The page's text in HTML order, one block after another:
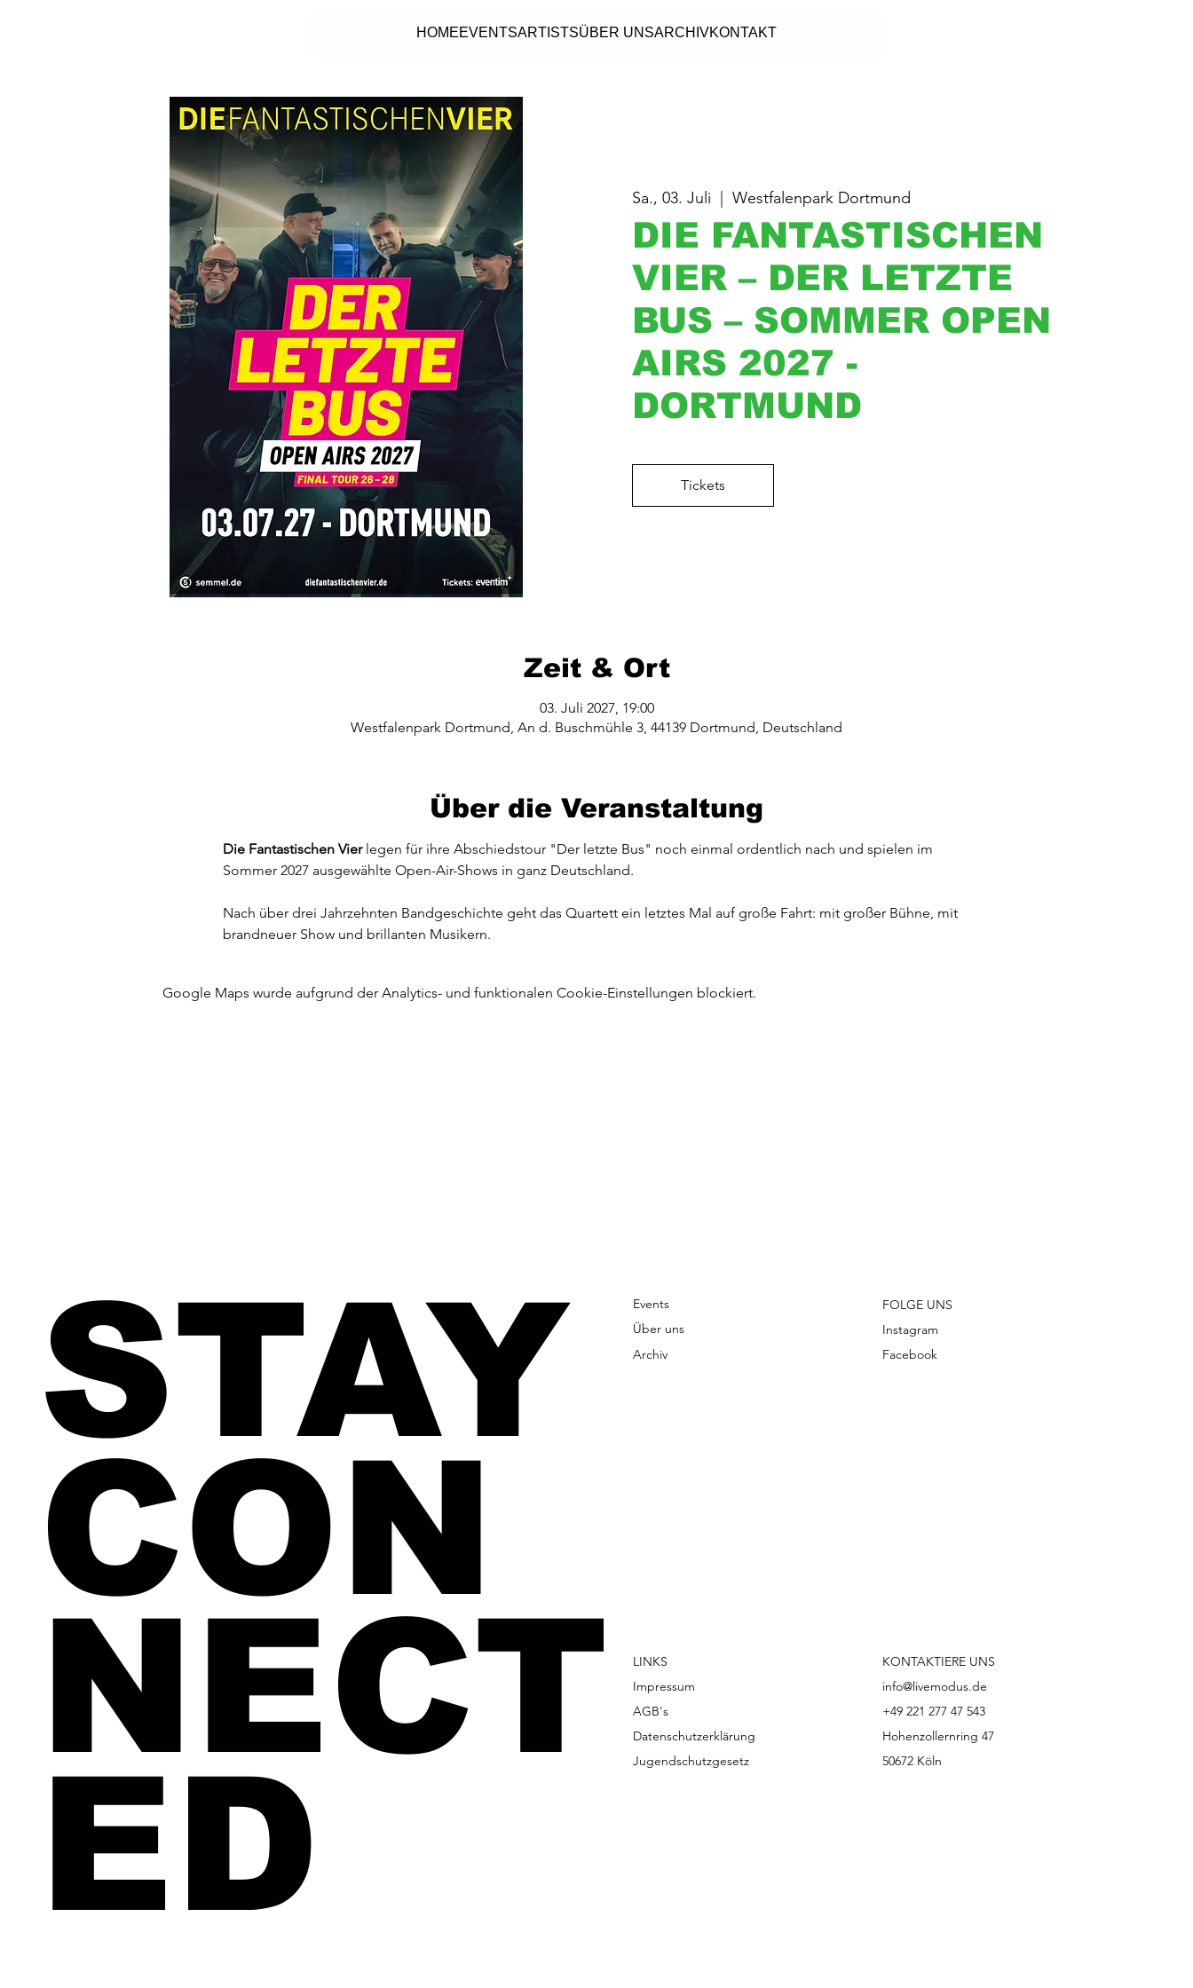
HOMEEVENTSARTISTSÜBER UNSARCHIVKONTAKT
Sa., 03. Juli Westfalenpark Dortmund
DIE FANTASTISCHEN
VIER – DER LETZTE
BUS – SOMMER OPEN
AIRS 2027 -
DORTMUND
Tickets
Zeit & Ort
03. Juli 2027, 19:00
Westfalenpark Dortmund, An d. Buschmühle 3, 44139 Dortmund, Deutschland
Über die Veranstaltung
Die Fantastischen Vier legen für ihre Abschiedstour "Der letzte Bus" noch einmal ordentlich nach und spielen im
Sommer 2027 ausgewählte Open-Air-Shows in ganz Deutschland.
Nach über drei Jahrzehnten Bandgeschichte geht das Quartett ein letztes Mal auf große Fahrt: mit großer Bühne, mit
brandneuer Show und brillanten Musikern.
Google Maps wurde aufgrund der Analytics- und funktionalen Cookie-Einstellungen blockiert.
STAY
CON
NECT
ED
KONTAKTIERE UNS
info@livemodus.de
+49 221 277 47 543
Hohenzollernring 47
50672 Köln
FOLGE UNS
Instagram
Facebook
Events
Über uns
Archiv
Impressum
AGB's
Datenschutzerklärung
LINKS
Jugendschutzgesetz